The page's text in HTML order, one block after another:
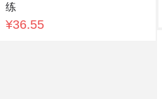
练
¥36.55